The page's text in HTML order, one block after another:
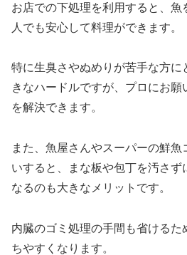
お店での下処理を利用すると、魚
人でも安心して料理ができます。
特に生臭さやぬめりが苦手な方に
きなハードルですが、プロにお願
を解決できます。
また、魚屋さんやスーパーの鮮
いすると、まな板や包丁を汚さず
なるのも大きなメリットです。
内臓のゴミ処理の手間も省けるた
ちやすくなります。